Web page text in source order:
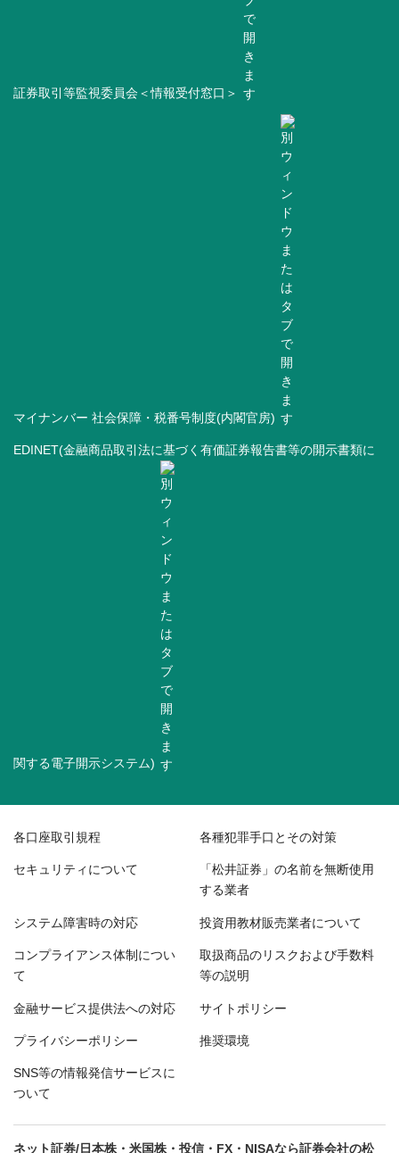
証券取引等監視委員会＜情報受付窓口＞
マイナンバー 社会保障・税番号制度(内閣官房)
EDINET(金融商品取引法に基づく有価証券報告書等の開示書類に
関する電子開示システム)
各口座取引規程 各種犯罪手口とその対策
セキュリティについて 「松井証券」の名前を無断使用
する業者
システム障害時の対応 投資用教材販売業者について
コンプライアンス体制につい
て
取扱商品のリスクおよび手数料
等の説明
金融サービス提供法への対応 サイトポリシー
プライバシーポリシー 推奨環境
SNS等の情報発信サービスに
ついて
ネット証券/日本株・米国株・投信・FX・NISAなら証券会社の松